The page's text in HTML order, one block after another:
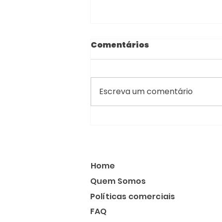
Comentários
Escreva um comentário
Home
Quem Somos
Políticas comerciais
FAQ